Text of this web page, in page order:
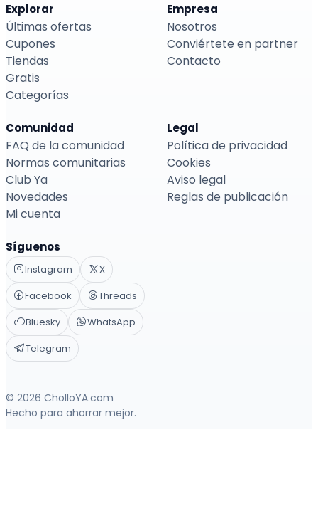
Explorar
Últimas ofertas
Cupones
Tiendas
Gratis
Categorías
Empresa
Nosotros
Conviértete en partner
Contacto
Comunidad
FAQ de la comunidad
Normas comunitarias
Club Ya
Novedades
Mi cuenta
Legal
Política de privacidad
Cookies
Aviso legal
Reglas de publicación
Síguenos
Instagram
X
Facebook
Threads
Bluesky
WhatsApp
Telegram
© 2026 CholloYA.com
Hecho para ahorrar mejor.